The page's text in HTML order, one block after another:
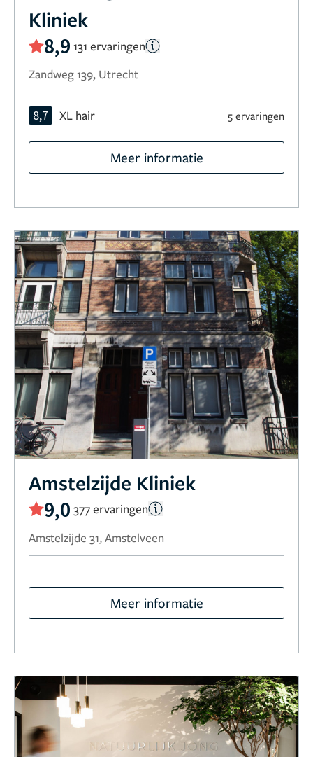
Kliniek
8,9 131 ervaringen
Zandweg 139, Utrecht
8,7 XL hair 5 ervaringen
Meer informatie
Amstelzijde Kliniek
9,0 377 ervaringen
Amstelzijde 31, Amstelveen
Meer informatie